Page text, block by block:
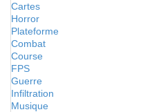
Cartes
Horror
Plateforme
Combat
Course
FPS
Guerre
Infiltration
Musique